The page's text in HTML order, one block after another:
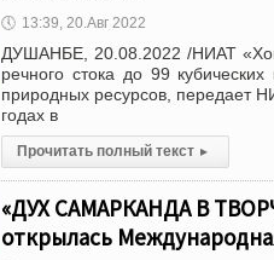
🕔 13:39, 20.Авг 2022
ДУШАНБЕ, 20.08.2022 /НИАТ
речного стока до 99
природных ресурсов, передает
годах в
Прочитать полный текст ▸
«ДУХ САМАРКАНДА В
открылась